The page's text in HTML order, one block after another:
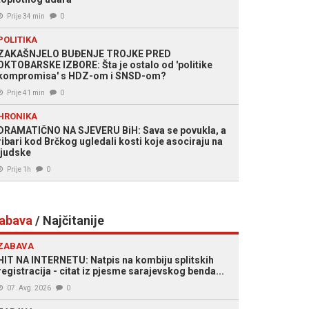
Prije 34 min 0
BUĐENJE TROJKE PRED
IZBORE: Šta je ostalo od 'politike
s HDZ-om i SNSD-om?
Prije 41 min 0
NA SJEVERU BiH: Sava se povukla, a
kod Brčkog ugledali kosti koje asociraju na
Prije 1h 0
/ Najčitanije
NA INTERNETU: Natpis na kombiju splitskih
- citat iz pjesme sarajevskog benda...
07. Avg. 2026 0